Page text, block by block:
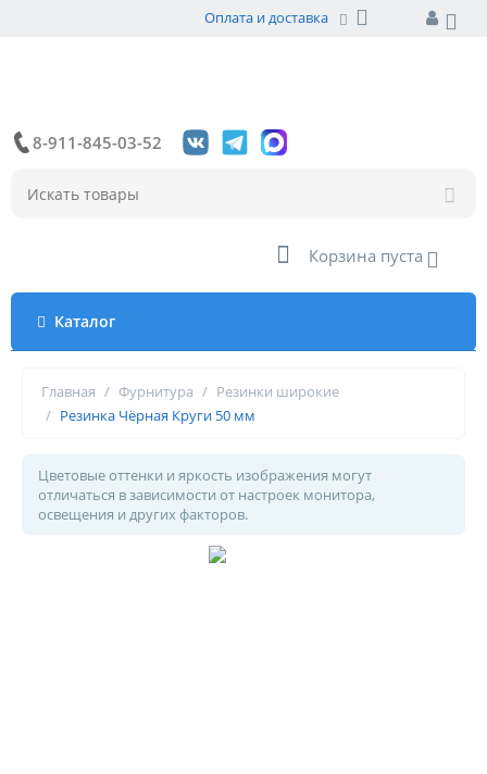
Оплата и доставка
8-911-845-03-52
Корзина пуста
Каталог
Главная / Фурнитура / Резинки широкие
/ Резинка Чёрная Круги 50 мм
Цветовые оттенки и яркость изображения могут
отличаться в зависимости от настроек монитора,
освещения и других факторов.